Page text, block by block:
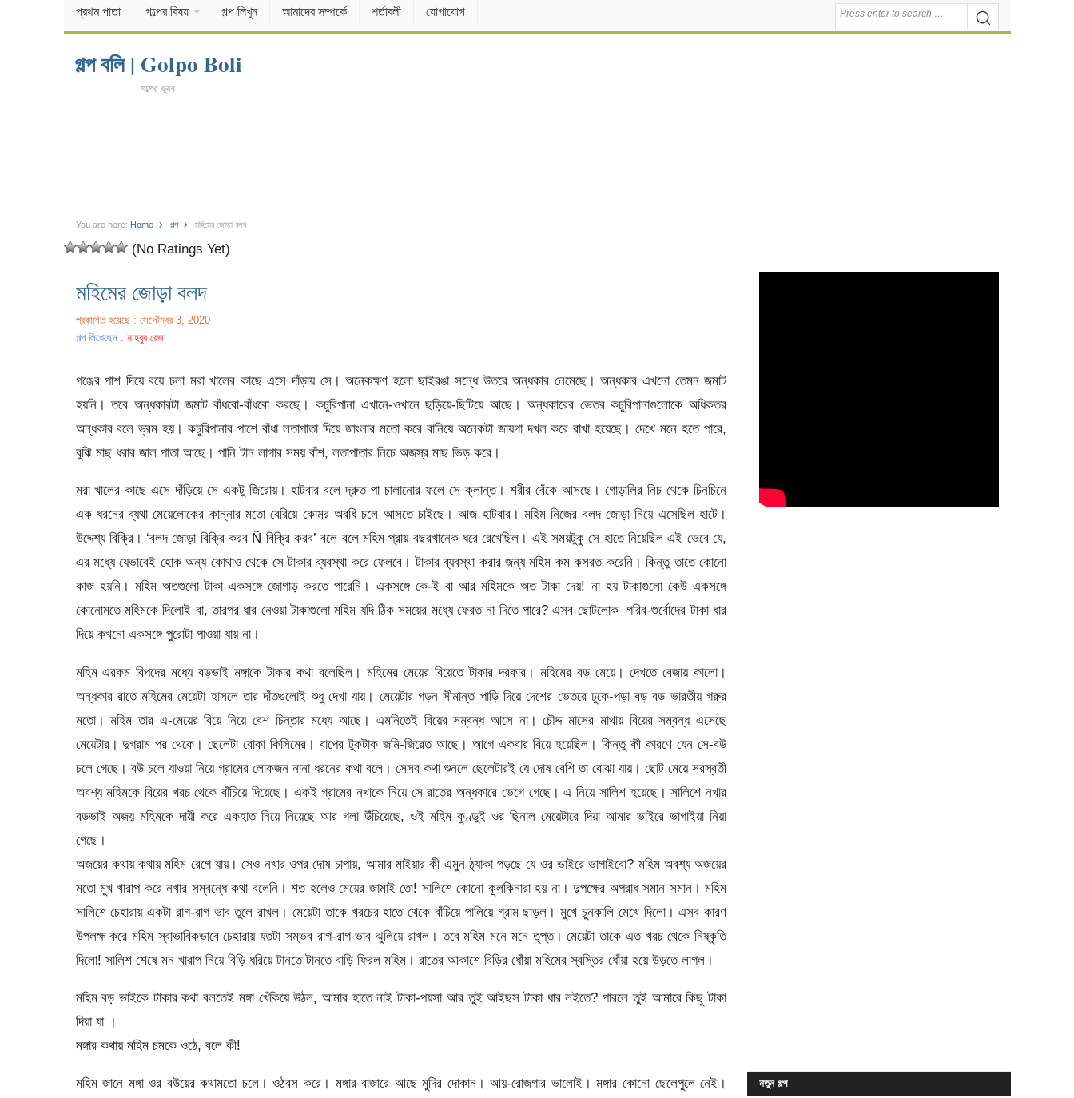
প্রথম পাতা গল্পের বিষয় গল্প লিখুন আমাদের সম্পর্কে শর্তাবলী যোগাযোগ
গল্প বলি | Golpo Boli
গল্পের ভুবন
You are here: Home গল্প মহিমের জোড়া বলদ
(No Ratings Yet)
মহিমের জোড়া বলদ
প্রকাশিত হয়েছে : সেপ্টেম্বর 3, 2020
গল্প লিখেছেন : মাহবুব রেজা
গঞ্জের পাশ দিয়ে বয়ে চলা মরা খালের কাছে এসে দাঁড়ায় সে। অনেকক্ষণ হলো ছাইরঙা সন্ধে উতরে অন্ধকার নেমেছে। অন্ধকার এখনো তেমন জমাট
হয়নি। তবে অন্ধকারটা জমাট বাঁধবো-বাঁধবো করছে। কচুরিপানা এখানে-ওখানে ছড়িয়ে-ছিটিয়ে আছে। অন্ধকারের ভেতর কচুরিপানাগুলোকে অধিকতর
অন্ধকার বলে ভ্রম হয়। কচুরিপানার পাশে বাঁধা লতাপাতা দিয়ে জাংলার মতো করে বানিয়ে অনেকটা জায়গা দখল করে রাখা হয়েছে। দেখে মনে হতে পারে,
বুঝি মাছ ধরার জাল পাতা আছে। পানি টান লাগার সময় বাঁশ, লতাপাতার নিচে অজস্র মাছ ভিড় করে।
মরা খালের কাছে এসে দাঁড়িয়ে সে একটু জিরোয়। হাটবার বলে দ্রুত পা চালানোর ফলে সে ক্লান্ত। শরীর বেঁকে আসছে। গোড়ালির নিচ থেকে চিনচিনে
এক ধরনের ব্যথা মেয়েলোকের কান্নার মতো বেরিয়ে কোমর অবধি চলে আসতে চাইছে। আজ হাটবার। মহিম নিজের বলদ জোড়া নিয়ে এসেছিল হাটে।
উদ্দেশ্য বিক্রি। ‘বলদ জোড়া বিক্রি করব Ñ বিক্রি করব’ বলে বলে মহিম প্রায় বছরখানেক ধরে রেখেছিল। এই সময়টুকু সে হাতে নিয়েছিল এই ভেবে যে,
এর মধ্যে যেভাবেই হোক অন্য কোথাও থেকে সে টাকার ব্যবস্থা করে ফেলবে। টাকার ব্যবস্থা করার জন্য মহিম কম কসরত করেনি। কিন্তু তাতে কোনো
কাজ হয়নি। মহিম অতগুলো টাকা একসঙ্গে জোগাড় করতে পারেনি। একসঙ্গে কে-ই বা আর মহিমকে অত টাকা দেয়! না হয় টাকাগুলো কেউ একসঙ্গে
কোনোমতে মহিমকে দিলোই বা, তারপর ধার নেওয়া টাকাগুলো মহিম যদি ঠিক সময়ের মধ্যে ফেরত না দিতে পারে? এসব ছোটলোক গরিব-গুর্বোদের টাকা ধার
দিয়ে কখনো একসঙ্গে পুরোটা পাওয়া যায় না।
মহিম এরকম বিপদের মধ্যে বড়ভাই মঙ্গাকে টাকার কথা বলেছিল। মহিমের মেয়ের বিয়েতে টাকার দরকার। মহিমের বড় মেয়ে। দেখতে বেজায় কালো।
অন্ধকার রাতে মহিমের মেয়েটা হাসলে তার দাঁতগুলোই শুধু দেখা যায়। মেয়েটার গড়ন সীমান্ত পাড়ি দিয়ে দেশের ভেতরে ঢুকে-পড়া বড় বড় ভারতীয় গরুর
মতো। মহিম তার এ-মেয়ের বিয়ে নিয়ে বেশ চিন্তার মধ্যে আছে। এমনিতেই বিয়ের সম্বন্ধ আসে না। চৌদ্দ মাসের মাথায় বিয়ের সম্বন্ধ এসেছে
মেয়েটার। দুগ্রাম পর থেকে। ছেলেটা বোকা কিসিমের। বাপের টুকটাক জমি-জিরেত আছে। আগে একবার বিয়ে হয়েছিল। কিন্তু কী কারণে যেন সে-বউ
চলে গেছে। বউ চলে যাওয়া নিয়ে গ্রামের লোকজন নানা ধরনের কথা বলে। সেসব কথা শুনলে ছেলেটারই যে দোষ বেশি তা বোঝা যায়। ছোট মেয়ে সরস্বতী
অবশ্য মহিমকে বিয়ের খরচ থেকে বাঁচিয়ে দিয়েছে। একই গ্রামের নখাকে নিয়ে সে রাতের অন্ধকারে ভেগে গেছে। এ নিয়ে সালিশ হয়েছে। সালিশে নখার
বড়ভাই অজয় মহিমকে দায়ী করে একহাত নিয়ে নিয়েছে আর গলা উঁচিয়েছে, ওই মহিম কুণ্ডুই ওর ছিনাল মেয়েটারে দিয়া আমার ভাইরে ভাগাইয়া নিয়া
গেছে।
অজয়ের কথায় কথায় মহিম রেগে যায়। সেও নখার ওপর দোষ চাপায়, আমার মাইয়ার কী এমুন ঠ্যাকা পড়ছে যে ওর ভাইরে ভাগাইবো? মহিম অবশ্য অজয়ের
মতো মুখ খারাপ করে নখার সম্বন্ধে কথা বলেনি। শত হলেও মেয়ের জামাই তো! সালিশে কোনো কূলকিনারা হয় না। দুপক্ষের অপরাধ সমান সমান। মহিম
সালিশে চেহারায় একটা রাগ-রাগ ভাব তুলে রাখল। মেয়েটা তাকে খরচের হাতে থেকে বাঁচিয়ে পালিয়ে গ্রাম ছাড়ল। মুখে চুনকালি মেখে দিলো। এসব কারণ
উপলক্ষ করে মহিম স্বাভাবিকভাবে চেহারায় যতটা সম্ভব রাগ-রাগ ভাব ঝুলিয়ে রাখল। তবে মহিম মনে মনে তৃপ্ত। মেয়েটা তাকে এত খরচ থেকে নিষ্কৃতি
দিলো! সালিশ শেষে মন খারাপ নিয়ে বিড়ি ধরিয়ে টানতে টানতে বাড়ি ফিরল মহিম। রাতের আকাশে বিড়ির ধোঁয়া মহিমের স্বস্তির ধোঁয়া হয়ে উড়তে লাগল।
মহিম বড় ভাইকে টাকার কথা বলতেই মঙ্গা খেঁকিয়ে উঠল, আমার হাতে নাই টাকা-পয়সা আর তুই আইছস টাকা ধার লইতে? পারলে তুই আমারে কিছু টাকা
দিয়া যা ।
মঙ্গার কথায় মহিম চমকে ওঠে, বলে কী!
মহিম জানে মঙ্গা ওর বউয়ের কথামতো চলে। ওঠবস করে। মঙ্গার বাজারে আছে মুদির দোকান। আয়-রোজগার ভালোই। মঙ্গার কোনো ছেলেপুলে নেই।
নতুন গল্প